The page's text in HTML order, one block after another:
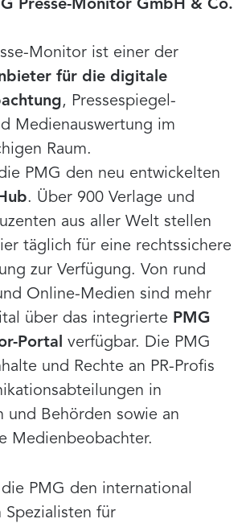
Presse-Monitor GmbH & Co.
Monitor ist einer der
für die digitale
, Pressespiegel-
Medienauswertung im
Raum.
PMG den neu entwickelten
. Über 900 Verlage und
aus aller Welt stellen
täglich für eine rechtssichere
zur Verfügung. Von rund
Online-Medien sind mehr
über das integrierte PMG
Portal verfügbar. Die PMG
und Rechte an PR-Profis
in
und Behörden sowie an
Medienbeobachter.
PMG den international
Spezialisten für